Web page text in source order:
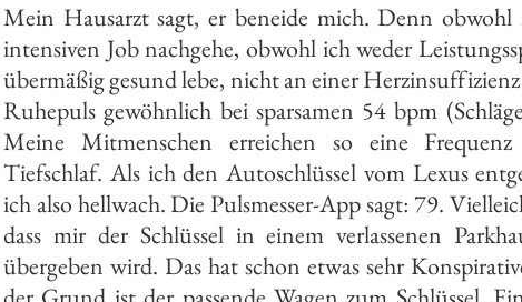
Mein Hausarzt sagt, er beneide mich. Denn obwohl
intensiven Job nachgehe, obwohl ich weder
übermäßig gesund lebe, nicht an einer
Ruhepuls gewöhnlich bei sparsamen 54 bpm
Meine Mitmenschen erreichen so eine
Tiefschlaf. Als ich den Autoschlüssel vom Lexus
ich also hellwach. Die Pulsmesser-App sagt: 79.
dass mir der Schlüssel in einem verlassenen
übergeben wird. Das hat schon etwas sehr